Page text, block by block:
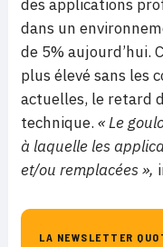
des applications
dans un
de 5% aujourd’hui.
plus élevé sans les
actuelles, le retard
technique. « Le
à laquelle les
et/ou remplacées »,
LA NEWSLETTER